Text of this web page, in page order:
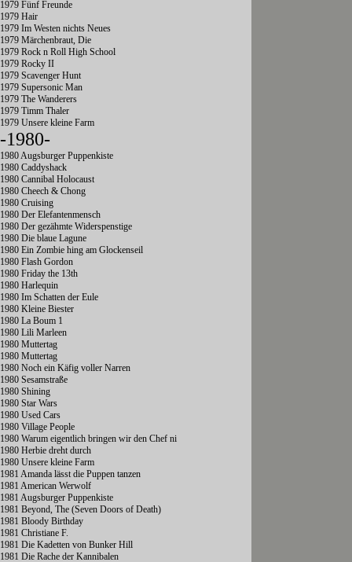
1979 Fünf Freunde
1979 Hair
1979 Im Westen nichts Neues
1979 Märchenbraut, Die
1979 Rock n Roll High School
1979 Rocky II
1979 Scavenger Hunt
1979 Supersonic Man
1979 The Wanderers
1979 Timm Thaler
1979 Unsere kleine Farm
-1980-
1980 Augsburger Puppenkiste
1980 Caddyshack
1980 Cannibal Holocaust
1980 Cheech & Chong
1980 Cruising
1980 Der Elefantenmensch
1980 Der gezähmte Widerspenstige
1980 Die blaue Lagune
1980 Ein Zombie hing am Glockenseil
1980 Flash Gordon
1980 Friday the 13th
1980 Harlequin
1980 Im Schatten der Eule
1980 Kleine Biester
1980 La Boum 1
1980 Lili Marleen
1980 Muttertag
1980 Muttertag
1980 Noch ein Käfig voller Narren
1980 Sesamstraße
1980 Shining
1980 Star Wars
1980 Used Cars
1980 Village People
1980 Warum eigentlich bringen wir den Chef ni
1980 Herbie dreht durch
1980 Unsere kleine Farm
1981 Amanda lässt die Puppen tanzen
1981 American Werwolf
1981 Augsburger Puppenkiste
1981 Beyond, The (Seven Doors of Death)
1981 Bloody Birthday
1981 Christiane F.
1981 Die Kadetten von Bunker Hill
1981 Die Rache der Kannibalen